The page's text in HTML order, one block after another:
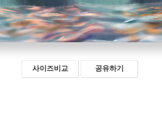
사이즈비교 공유하기